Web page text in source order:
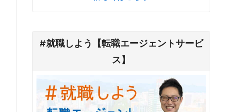
#就職しよう【転職エージェントサービ
ス】